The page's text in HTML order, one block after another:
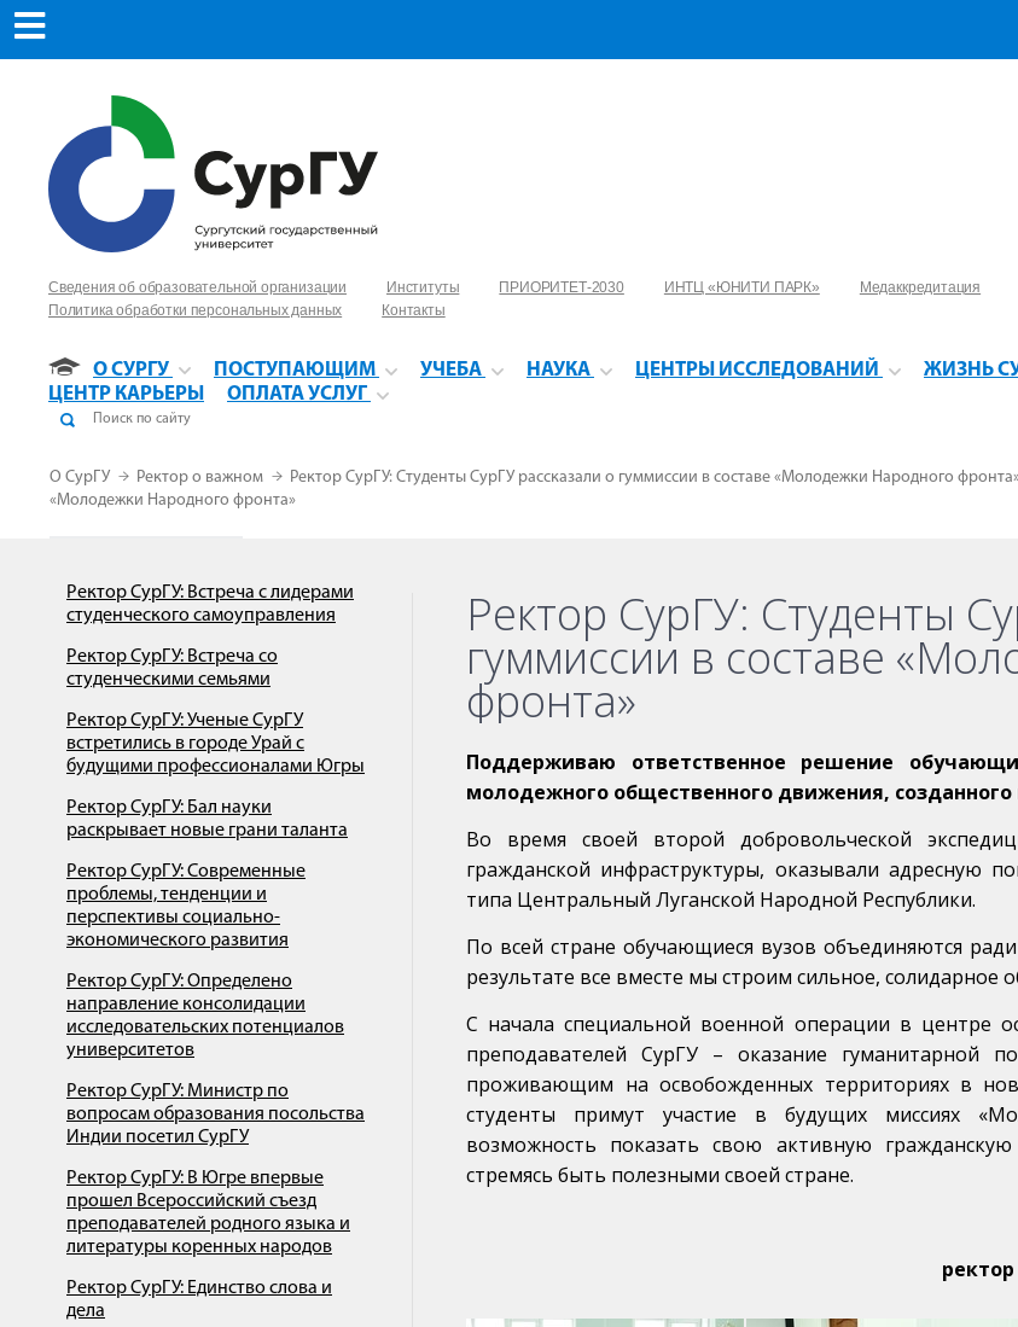
Сведения об образовательной организации Институты ПРИОРИТЕТ-2030 ИНТЦ «ЮНИТИ ПАРК» Медаккредитация
Политика обработки персональных данных
Контакты
О СУРГУ ПОСТУПАЮЩИМ УЧЕБА НАУКА ЦЕНТРЫ ИССЛЕДОВАНИЙ ЖИЗНЬ
ЦЕНТР КАРЬЕРЫ
ОПЛАТА УСЛУГ
О СурГУ Ректор о важном Ректор СурГУ: Студенты СурГУ рассказали о гуммиссии в составе «Молодежки Народного
«Молодежки Народного фронта»
Ректор СурГУ: Встреча с лидерами
студенческого самоуправления
Ректор СурГУ: Встреча со
студенческими семьями
Ректор СурГУ: Ученые СурГУ
встретились в городе Урай с
будущими профессионалами Югры
Ректор СурГУ: Бал науки
раскрывает новые грани таланта
Ректор СурГУ: Современные
проблемы, тенденции и
перспективы социально-
экономического развития
Ректор СурГУ: Определено
направление консолидации
исследовательских потенциалов
университетов
Ректор СурГУ: Министр по
вопросам образования посольства
Индии посетил СурГУ
Ректор СурГУ: В Югре впервые
прошел Всероссийский съезд
преподавателей родного языка и
литературы коренных народов
Ректор СурГУ: Единство слова и
дела
Ректор СурГУ: Студенты
гуммиссии в составе
фронта»
Поддерживаю ответственное решение
молодежного общественного движения,
Во время своей второй добровольческой
гражданской инфраструктуры, оказывали адресную
типа Центральный Луганской Народной Республики.
По всей стране обучающиеся вузов объединяются
результате все вместе мы строим сильное,
С начала специальной военной операции в центре
преподавателей СурГУ – оказание
проживающим на освобожденных территориях в
студенты примут участие в будущих миссиях
возможность показать свою активную
стремясь быть полезными своей стране.